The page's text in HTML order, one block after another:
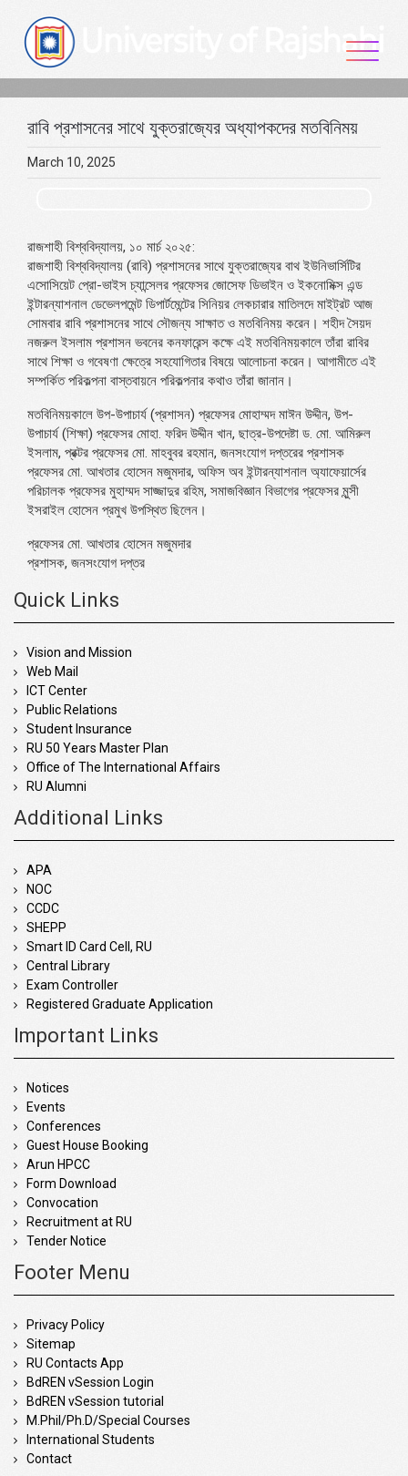
content
রাবি প্রশাসনের সাথে যুক্তরাজ্যের অধ্যাপকদের মতবিনিময়
March 10, 2025
রাজশাহী বিশ্ববিদ্যালয়, ১০ মার্চ ২০২৫:
রাজশাহী বিশ্ববিদ্যালয় (রাবি) প্রশাসনের সাথে যুক্তরাজ্যের বাথ ইউনিভার্সিটির
এসোসিয়েট প্রো-ভাইস চ্যান্সেলর প্রফেসর জোসেফ ডিভাইন ও ইকনোমিক্স এন্ড
ইন্টারন্যাশনাল ডেভেলপমেন্ট ডিপার্টমেন্টের সিনিয়র লেকচারার মাতিলদে মাইট্রট আজ
সোমবার রাবি প্রশাসনের সাথে সৌজন্য সাক্ষাত ও মতবিনিময় করেন। শহীদ সৈয়দ
নজরুল ইসলাম প্রশাসন ভবনের কনফারেন্স কক্ষে এই মতবিনিময়কালে তাঁরা রাবির
সাথে শিক্ষা ও গবেষণা ক্ষেত্রে সহযোগিতার বিষয়ে আলোচনা করেন। আগামীতে এই
সম্পর্কিত পরিকল্পনা বাস্তবায়নে পরিকল্পনার কথাও তাঁরা জানান।
মতবিনিময়কালে উপ-উপাচার্য (প্রশাসন) প্রফেসর মোহাম্মদ মাঈন উদ্দীন, উপ-
উপাচার্য (শিক্ষা) প্রফেসর মোহা. ফরিদ উদ্দীন খান, ছাত্র-উপদেষ্টা ড. মো. আমিরুল
ইসলাম, প্রক্টর প্রফেসর মো. মাহবুবর রহমান, জনসংযোগ দপ্তরের প্রশাসক
প্রফেসর মো. আখতার হোসেন মজুমদার, অফিস অব ইন্টারন্যাশনাল অ্যাফেয়ার্সের
পরিচালক প্রফেসর মুহাম্মদ সাজ্জাদুর রহিম, সমাজবিজ্ঞান বিভাগের প্রফেসর মুন্সী
ইসরাইল হোসেন প্রমুখ উপস্থিত ছিলেন।
প্রফেসর মো. আখতার হোসেন মজুমদার
প্রশাসক, জনসংযোগ দপ্তর
Quick Links
Vision and Mission
Web Mail
ICT Center
Public Relations
Student Insurance
RU 50 Years Master Plan
Office of The International Affairs
RU Alumni
Additional Links
APA
NOC
CCDC
SHEPP
Smart ID Card Cell, RU
Central Library
Exam Controller
Registered Graduate Application
Important Links
Notices
Events
Conferences
Guest House Booking
Arun HPCC
Form Download
Convocation
Recruitment at RU
Tender Notice
Footer Menu
Privacy Policy
Sitemap
RU Contacts App
BdREN vSession Login
BdREN vSession tutorial
M.Phil/Ph.D/Special Courses
International Students
Contact